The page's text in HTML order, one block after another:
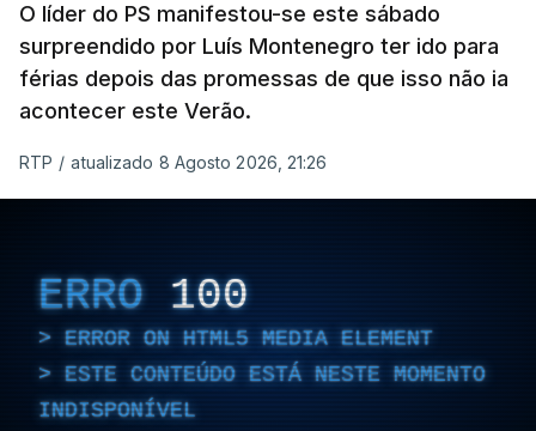
O líder do PS manifestou-se este sábado
surpreendido por Luís Montenegro ter ido para
férias depois das promessas de que isso não ia
acontecer este Verão.
RTP / atualizado 8 Agosto 2026, 21:26
ERRO 100
ERROR ON HTML5 MEDIA ELEMENT
ESTE CONTEÚDO ESTÁ NESTE MOMENTO
INDISPONÍVEL